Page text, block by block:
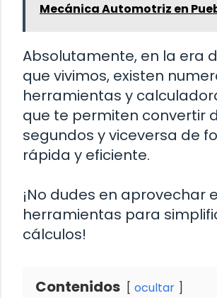
Mecánica Automotriz en
Absolutamente, en la era
que vivimos, existen
herramientas y
que te permiten convertir
segundos y viceversa de
rápida y eficiente.
¡No dudes en aprovechar
herramientas para
cálculos!
Contenidos ocultar